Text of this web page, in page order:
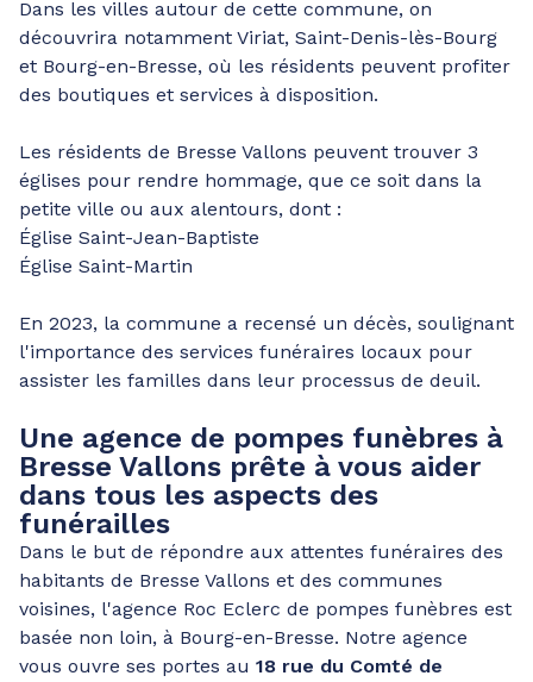
Dans les villes autour de cette commune, on
découvrira notamment Viriat, Saint-Denis-lès-Bourg
et Bourg-en-Bresse, où les résidents peuvent profiter
des boutiques et services à disposition.
Les résidents de Bresse Vallons peuvent trouver 3
églises pour rendre hommage, que ce soit dans la
petite ville ou aux alentours, dont :
Église Saint-Jean-Baptiste
Église Saint-Martin
En 2023, la commune a recensé un décès, soulignant
l'importance des services funéraires locaux pour
assister les familles dans leur processus de deuil.
Une agence de pompes funèbres à
Bresse Vallons prête à vous aider
dans tous les aspects des
funérailles
Dans le but de répondre aux attentes funéraires des
habitants de Bresse Vallons et des communes
voisines, l'agence Roc Eclerc de pompes funèbres est
basée non loin, à Bourg-en-Bresse. Notre agence
vous ouvre ses portes au 18 rue du Comté de